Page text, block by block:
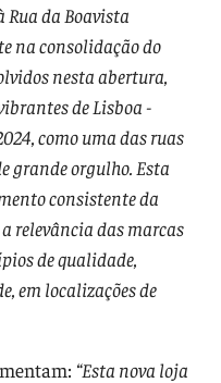
Rua da Boavista
na consolidação do
nesta abertura,
de Lisboa -
como uma das ruas
grande orgulho. Esta
consistente da
relevância das marcas
de qualidade,
em localizações de
“Esta nova loja